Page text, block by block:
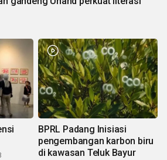
BPRL Padang Inisiasi
pengembangan karbon biru
di kawasan Teluk Bayur